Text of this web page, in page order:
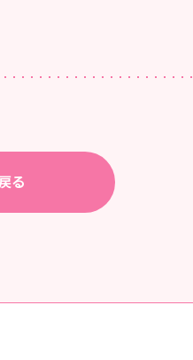
る